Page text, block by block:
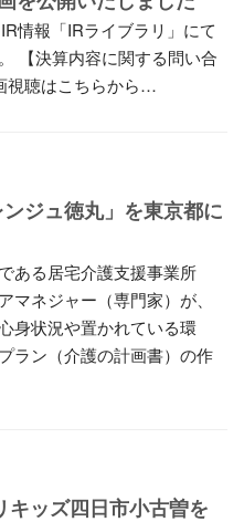
情報「IRライブラリ」にて
【決算内容に関する問い合
視聴はこちらから…
ジュ徳丸」を東京都に
ある居宅介護支援事業所
マネジャー（専門家）が、
身状況や置かれている環
ラン（介護の計画書）の作
キッズ四日市小古曽を